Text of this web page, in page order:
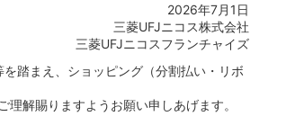
2026年7月1日
三菱UFJニコス株式会社
三菱UFJニコスフランチャイズ
踏まえ、ショッピング（分割払い・リボ
解賜りますようお願い申しあげます。